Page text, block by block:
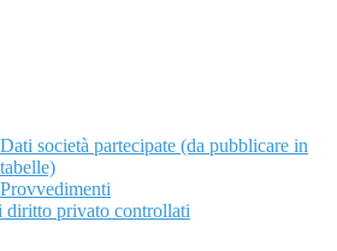
Dati società partecipate (da pubblicare in
tabelle)
Provvedimenti
diritto privato controllati